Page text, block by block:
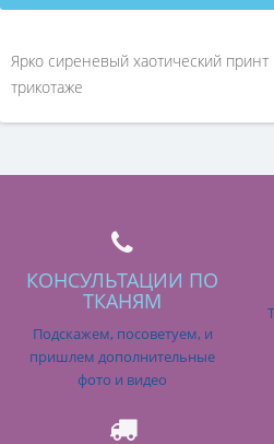
Ярко сиреневый хаотический
трикотаже
КОНСУЛЬТАЦИИ ПО
ТКАНЯМ
Подскажем, посоветуем, и
пришлем дополнительные
фото и видео